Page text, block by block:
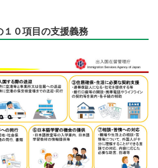
１０項目の支援義務